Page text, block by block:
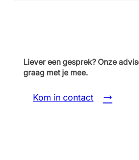
Liever een gesprek? Onze
graag met je mee.
Kom in contact